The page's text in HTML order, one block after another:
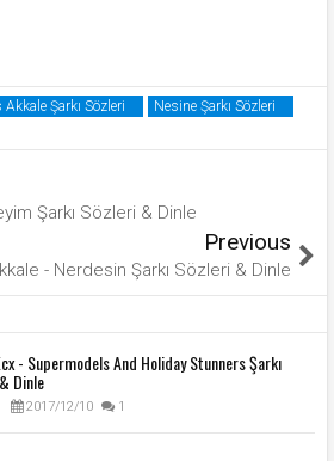
Akkale Şarkı Sözleri
Nesine Şarkı Sözleri
Şarkı Sözleri & Dinle
Previous
- Nerdesin Şarkı Sözleri & Dinle
- Supermodels And Holiday Stunners Şarkı
Dinle
2017/12/10 1